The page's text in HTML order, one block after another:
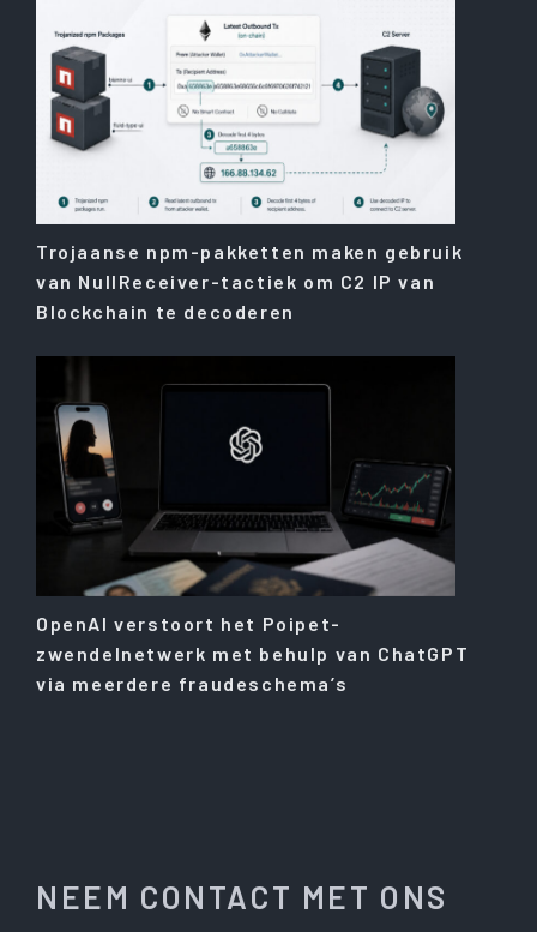
Trojaanse npm-pakketten maken gebruik
van NullReceiver-tactiek om C2 IP van
Blockchain te decoderen
OpenAI verstoort het Poipet-
zwendelnetwerk met behulp van ChatGPT
via meerdere fraudeschema’s
NEEM CONTACT MET ONS